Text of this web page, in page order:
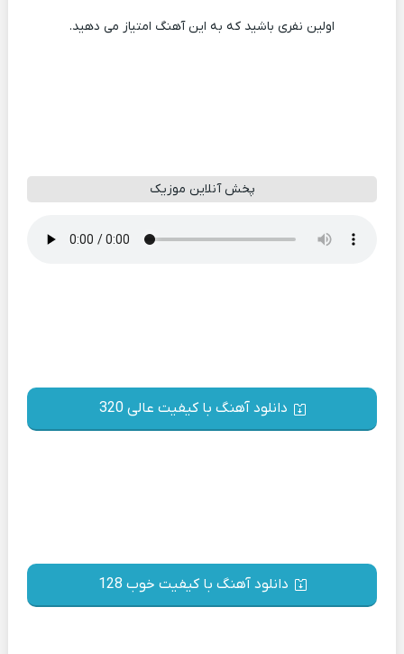
اولین نفری باشید که به این آهنگ امتیاز می دهید.
پخش آنلاین موزیک
دانلود آهنگ با کیفیت عالی 320
دانلود آهنگ با کیفیت خوب 128